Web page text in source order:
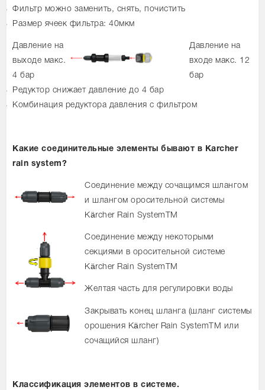
Фильтр можно заменить, снять, почистить
Размер ячеек фильтра: 40мкм
Давление на
выходе макс.
4 бар
Давление на
входе макс. 12
бар
Редуктор снижает давление до 4 бар
Комбинация редуктора давления с фильтром
Какие соединительные элементы бывают в Karcher
rain system?
Соединение между сочащимся шлангом
и шлангом оросительной системы
Kärcher Rain SystemTM
Соединение между некоторыми
секциями в оросительной системе
Kärcher Rain SystemTM
Желтая часть для регулировки воды
Закрывать конец шланга (шланг системы
орошения Kärcher Rain SystemTM или
сочащийся шланг)
Классификация элементов в системе.